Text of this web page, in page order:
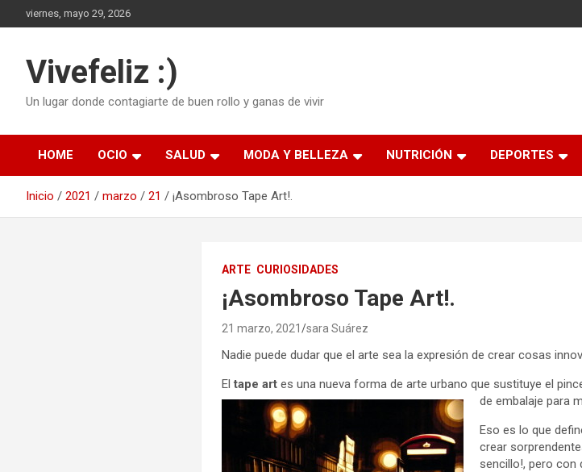
al
viernes, mayo 29, 2026
Vivefeliz :)
Un lugar donde contagiarte de buen rollo y ganas de vivir
HOME OCIO SALUD MODA Y BELLEZA NUTRICIÓN DEPORTES
Inicio 2021 marzo 21 ¡Asombroso Tape Art!.
ARTE CURIOSIDADES
¡Asombroso Tape Art!.
21 marzo, 2021 sara Suárez
Nadie puede dudar que el arte sea la expresión de crear cosas
Eltape art es una nueva forma de arte urbano que sustituye el
de embalaje para
Eso es lo que
crear
sencillo!, pero con